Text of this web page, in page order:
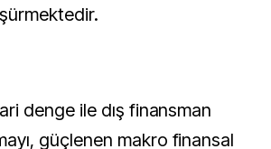
denge ile dış finansman
güçlenen makro finansal